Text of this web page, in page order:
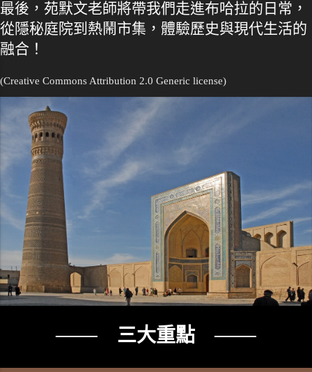
最後，苑默文老師將帶我們走進布哈拉的日常，
從隱秘庭院到熱鬧市集，體驗歷史與現代生活的
融合！
(Creative Commons Attribution 2.0 Generic license)
─── 三大重點 ───